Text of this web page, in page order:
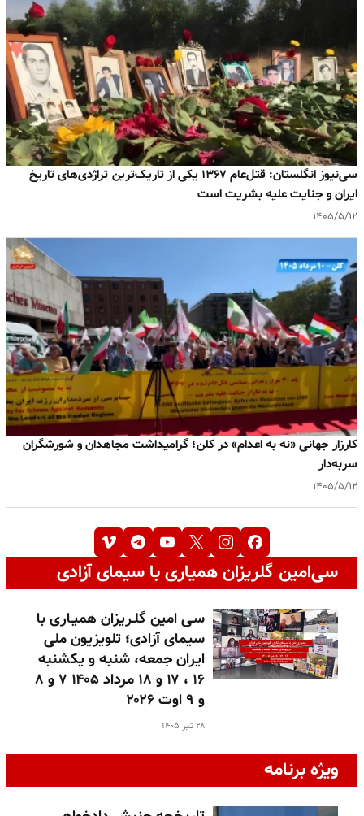
سی‌نیوز انگلستان: قتل‌عام ۱۳۶۷ یکی از تاریک‌ترین تراژدی‌های تاریخ
ایران و جنایت علیه بشریت است
۱۴۰۵/۵/۱۲
کارزار جهانی «نه به اعدام» در کلن؛ گرامیداشت مجاهدان و شورشگران
سربه‌دار
۱۴۰۵/۵/۱۲
سی‌امین گلریزان همیاری با سیمای آزادی
سـی امین گلـریزان همیـاری با
سیمای آزادی؛ تلویزیون ملی
ایران جمعه، شنبه و یکشنبه
۱۶ ، ۱۷ و ۱۸ مرداد ۱۴۰۵ ۷ و ۸
و ۹ اوت ۲۰۲۶
۲۸ تیر ۱۴۰۵
ویژه برنامه